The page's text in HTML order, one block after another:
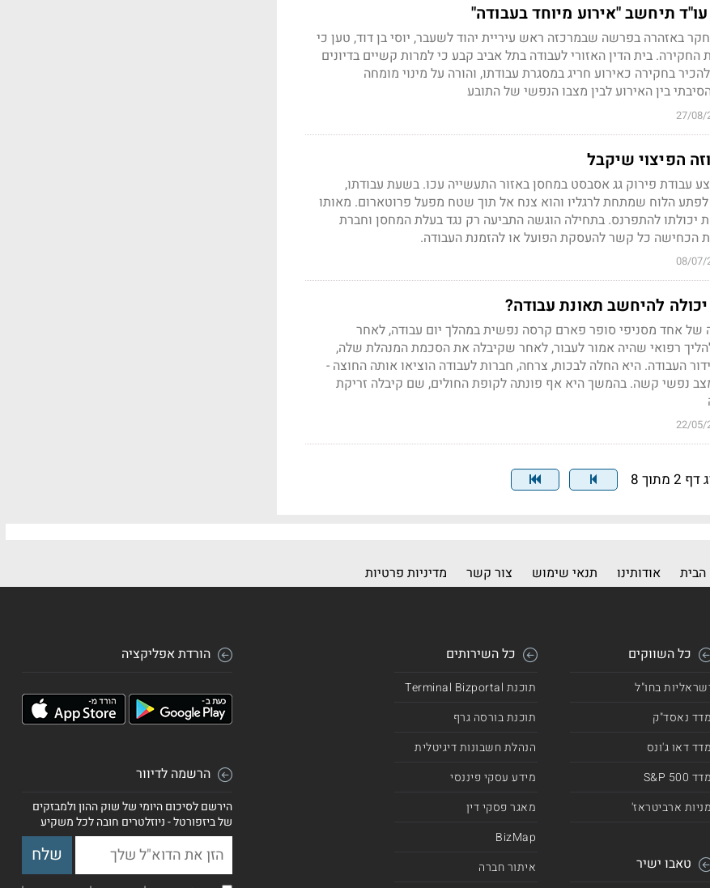
תיחשב "אירוע מיוחד בעבודה"
באזהרה בפרשה שבמרכזה ראש עיריית יהוד לשעבר, יוסי בן דוד, טען כי
בית הדין האזורי לעבודה בתל אביב קבע כי למרות קשיים בדיונים
בחקירה כאירוע חריג במסגרת עבודתו, והורה על מינוי מומחה
בין האירוע לבין מצבו הנפשי של התובע
27/08/
הפיצוי שיקבל
הוזמן ביולי 2014 לבצע עבודת פירוק גג אסבסט במחסן באזור התעשייה עכו. בשעת עבודתו,
הלוח שמתחת לרגליו והוא צנח אל תוך שטח מפעל פרוטארום. מאותו
יכולתו להתפרנס. בתחילה הוגשה התביעה רק נגד בעלת המחסן וחברת
הכחישה כל קשר להעסקת הפועל או להזמנת העבודה.
08/07/
להיחשב תאונת עבודה?
אחד מסניפי סופר פארם קרסה נפשית במהלך יום עבודה, לאחר
רפואי שהיה אמור לעבור, לאחר שקיבלה את הסכמת המנהלת שלה,
העבודה. היא החלה לבכות, צרחה, חברות לעבודה הוציאו אותה החוצה -
נפשי קשה. בהמשך היא אף פונתה לקופת החולים, שם קיבלה זריקת
22/05/
מתוך 8
אודותינו תנאי שימוש צור קשר מדיניות פרטיות
כל השווקים
ישראליות בחו"ל
מדד נאסד"ק
מדד דאו ג'ונס
מדד 500 S&P
מניות ארביטראז'
טאבו ישיר
כל השירותים
תוכנת Terminal Bizportal
תוכנת בורסה גרף
הנהלת חשבונות דיגיטלית
מידע עסקי פיננסי
מאגר פסקי דין
BizMap
איתור חברה
הורדת אפליקציה
הרשמה לדיוור
הירשם לסיכום היומי של שוק ההון ולמבזקים
של ביזפורטל - ניוזלטרים חובה לכל משקיע